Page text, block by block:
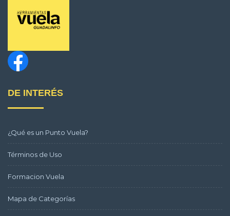
DE INTERÉS
¿Qué es un Punto Vuela?
Términos de Uso
Formacion Vuela
Mapa de Categorías